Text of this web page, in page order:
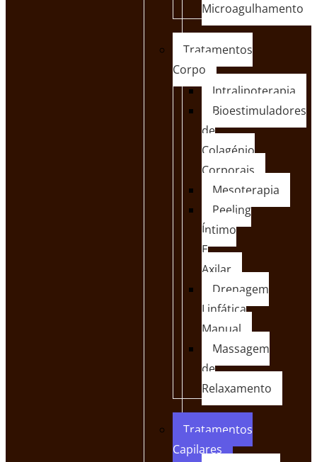
Microagulhamento
Tratamentos
Corpo
Intralipoterapia
Bioestimuladores
de
Colagénio
Corporais
Mesoterapia
Peeling
Íntimo
E
Axilar
Drenagem
Linfática
Manual
Massagem
de
Relaxamento
Tratamentos
Capilares